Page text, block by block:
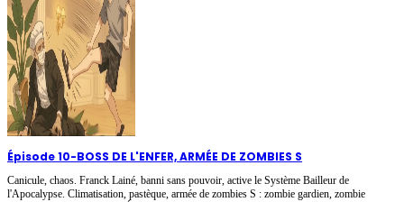
Épisode 10-BOSS DE L'ENFER, ARMÉE DE ZOMBIES S
Canicule, chaos. Franck Lainé, banni sans pouvoir, active le Système Bailleur de
l'Apocalypse. Climatisation, pastèque, armée de zombies S : zombie gardien, zombie